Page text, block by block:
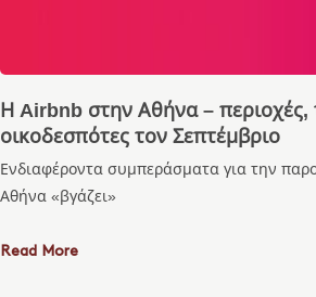
Η Airbnb στην Αθήνα – περιοχές,
οικοδεσπότες τον Σεπτέμβριο
Ενδιαφέροντα συμπεράσματα για την
Αθήνα «βγάζει»
Read More